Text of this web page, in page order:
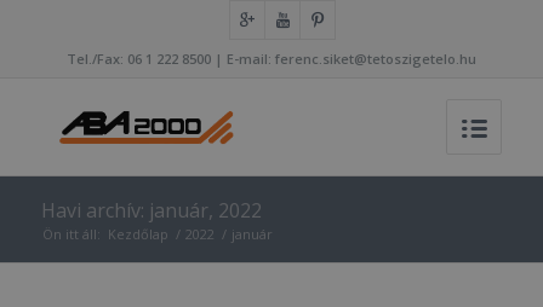
Tel./Fax: 06 1 222 8500 | E-mail: ferenc.siket@tetoszigetelo.hu
Havi archív: január, 2022
Ön itt áll: Kezdőlap / 2022 / január